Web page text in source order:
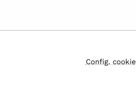
Config. cookie